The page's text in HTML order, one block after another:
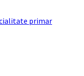
primar